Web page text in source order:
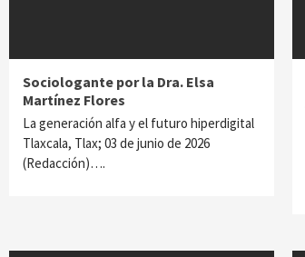
Sociologante por la Dra. Elsa
Martínez Flores
La generación alfa y el futuro hiperdigital
Tlaxcala, Tlax; 03 de junio de 2026
(Redacción)….